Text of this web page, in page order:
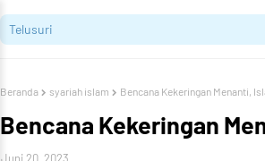
Beranda syariah islam Bencana Kekeringan Menanti,
Bencana Kekeringan